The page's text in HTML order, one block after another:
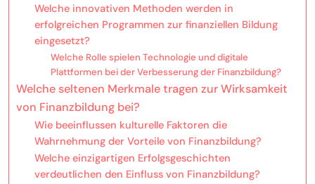
Welche innovativen Methoden werden in
erfolgreichen Programmen zur finanziellen Bildung
eingesetzt?
Welche Rolle spielen Technologie und digitale
Plattformen bei der Verbesserung der Finanzbildung?
Welche seltenen Merkmale tragen zur Wirksamkeit
von Finanzbildung bei?
Wie beeinflussen kulturelle Faktoren die
Wahrnehmung der Vorteile von Finanzbildung?
Welche einzigartigen Erfolgsgeschichten
verdeutlichen den Einfluss von Finanzbildung?